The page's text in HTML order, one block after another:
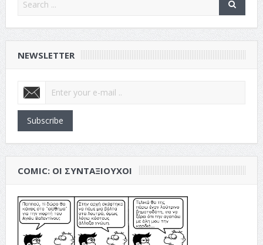
NEWSLETTER
Subscribe
COMIC: ΟΙ ΣΥΝΤΑΞΙΟΎΧΟΙ